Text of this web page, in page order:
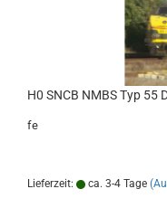
H0 SNCB NMBS Typ 55
fe
Lieferzeit: ca. 3-4 Tage